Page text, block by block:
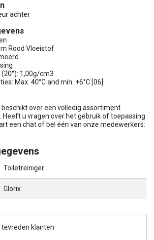
tevreden klanten
achter
Rood Vloeistof
1,00g/cm3
Max. 40°C and min. +6°C [06]
over een volledig assortiment
Heeft u vragen over het gebruik of toepassing
een chat of bel één van onze medewerkers:
Toiletreiniger
Glorix